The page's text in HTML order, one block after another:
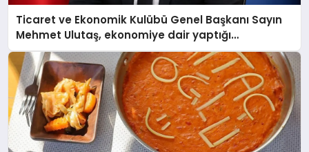
Ticaret ve Ekonomik Kulübü Genel Başkanı Sayın
Mehmet Ulutaş, ekonomiye dair yaptığı
açıklamada şunları kaydetti: